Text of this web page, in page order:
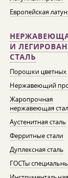
Европейская
И
СТАЛЬ
Порошки цветных
Нержавеющий
Жаропрочная
нержавеющая
Аустенитная сталь
Ферритные стали
Дуплексная сталь
ГОСТы